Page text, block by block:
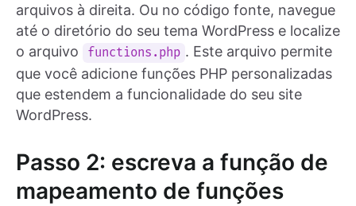
arquivos à direita. Ou no código fonte, navegue
até o diretório do seu tema WordPress e localize
o arquivo
functions.php . Este arquivo permite
que você adicione funções PHP personalizadas
que estendem a funcionalidade do seu site
WordPress.
Passo 2: escreva a função de
mapeamento de funções